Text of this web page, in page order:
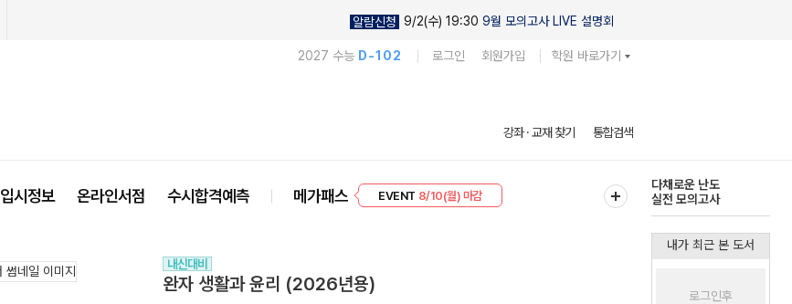
알람신청 9/2(수) 19:30 9월 모의고사 LIVE 설명회
2027 수능 D-102 로그인 회원가입 학원 바로가기
강좌 · 교재 찾기 통합검색
입시정보 온라인서점 수시합격예측 메가패스
EVENT 8/10(월) 마감
다채로운 난도
실전 모의고사
내신대비
완자 생활과 윤리 (2026년용)
내가 최근 본 도서
로그인후